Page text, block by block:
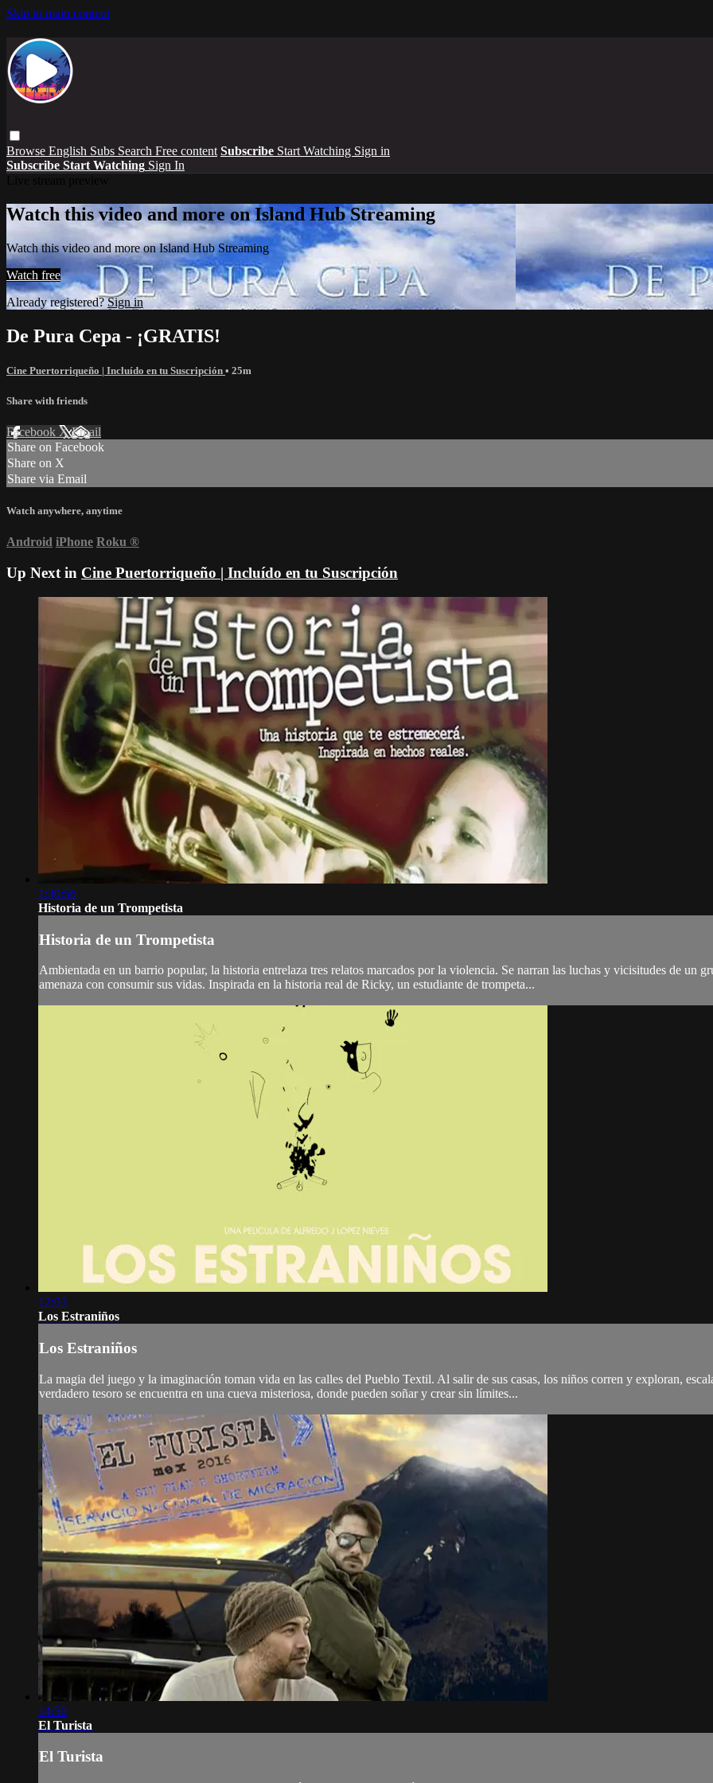
Skip to main content
Browse English Subs Search Free content Subscribe Start Watching Sign in
Subscribe Start Watching Sign In
Watch this video and more on Island Hub Streaming
Watch this video and more on Island Hub Streaming
Watch free
Already registered?Sign in
De Pura Cepa - ¡GRATIS!
Cine Puertorriqueño | Incluído en tu Suscripción • 25m
Share with friends
Facebook XEmail
Share on Facebook
Share on X
Share via Email
Watch anywhere, anytime
Android iPhone Roku ®
Up Next in Cine Puertorriqueño | Incluído en tu Suscripción
1:30:56
Historia de un Trompetista
Historia de un Trompetista
Ambientada en un barrio popular, la historia entrelaza tres relatos marcados por la violencia. Se narran las luchas y vicisitudes de un
amenaza con consumir sus vidas. Inspirada en la historia real de Ricky, un estudiante de trompeta...
12:03
Los Estraniños
Los Estraniños
La magia del juego y la imaginación toman vida en las calles del Pueblo Textil. Al salir de sus casas, los niños corren y exploran,
verdadero tesoro se encuentra en una cueva misteriosa, donde pueden soñar y crear sin límites...
14:50
El Turista
El Turista